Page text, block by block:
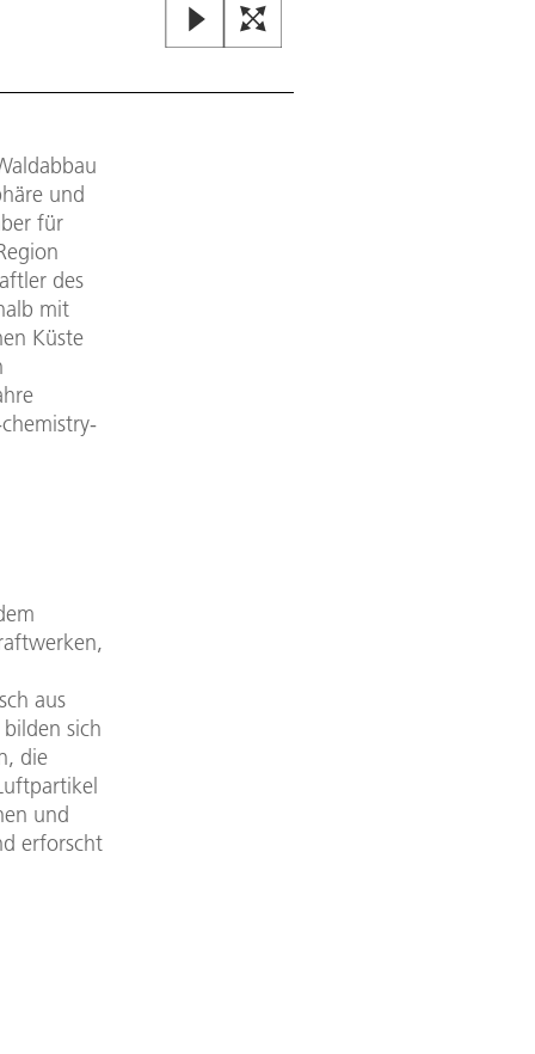
und
für
des
mit
Küste
aus
sich
die
und
erforscht